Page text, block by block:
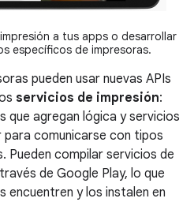
a tus apps o desarrollar
específicos de impresoras.
pueden usar nuevas APIs
servicios de impresión:
agregan lógica y servicios
comunicarse con tipos
Pueden compilar servicios de
de Google Play, lo que
encuentren y los instalen en